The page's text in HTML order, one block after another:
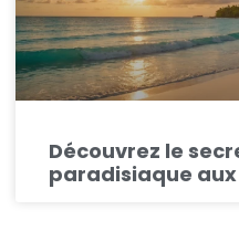
Découvrez le
paradisiaque